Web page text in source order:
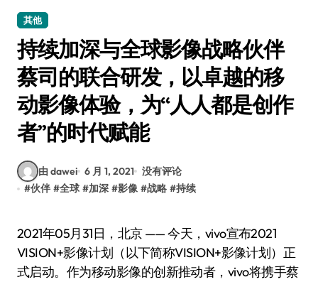
其他
持续加深与全球影像战略伙伴
蔡司的联合研发，以卓越的移
动影像体验，为“人人都是创作
者”的时代赋能
由 dawei 6 月 1, 2021 没有评论
#伙伴 #全球 #加深 #影像 #战略 #持续
2021年05月31日，北京 —— 今天，vivo宣布2021
VISION+影像计划（以下简称VISION+影像计划）正
式启动。作为移动影像的创新推动者，vivo将携手蔡